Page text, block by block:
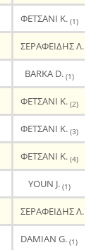
ΦΕΤΣΑΝΙ Κ.(1)
ΣΕΡΑΦΕΙΔΗΣ Λ.
BARKA D. (1)
ΦΕΤΣΑΝΙ Κ.(2)
ΦΕΤΣΑΝΙ Κ.(3)
ΦΕΤΣΑΝΙ Κ.(4)
YOUN J. (1)
ΣΕΡΑΦΕΙΔΗΣ Λ.
DAMIAN G.(1)